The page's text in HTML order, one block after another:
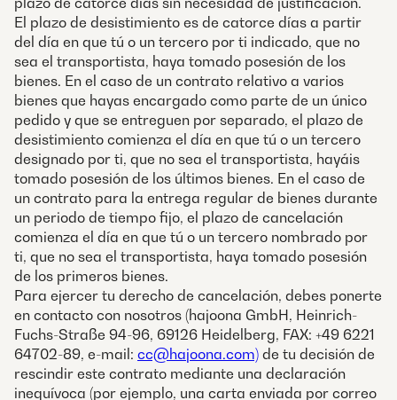
El plazo de desistimiento es de catorce días a partir
del día en que tú o un tercero por ti indicado, que no
sea el transportista, haya tomado posesión de los
bienes. En el caso de un contrato relativo a varios
bienes que hayas encargado como parte de un único
pedido y que se entreguen por separado, el plazo de
desistimiento comienza el día en que tú o un tercero
designado por ti, que no sea el transportista, hayáis
tomado posesión de los últimos bienes. En el caso de
un contrato para la entrega regular de bienes durante
un periodo de tiempo fijo, el plazo de cancelación
comienza el día en que tú o un tercero nombrado por
ti, que no sea el transportista, haya tomado posesión
de los primeros bienes.
Para ejercer tu derecho de cancelación, debes ponerte
en contacto con nosotros (hajoona GmbH, Heinrich-
Fuchs-Straße 94-96, 69126 Heidelberg, FAX: +49 6221
64702-89, e-mail: cc@hajoona.com) de tu decisión de
rescindir este contrato mediante una declaración
inequívoca (por ejemplo, una carta enviada por correo